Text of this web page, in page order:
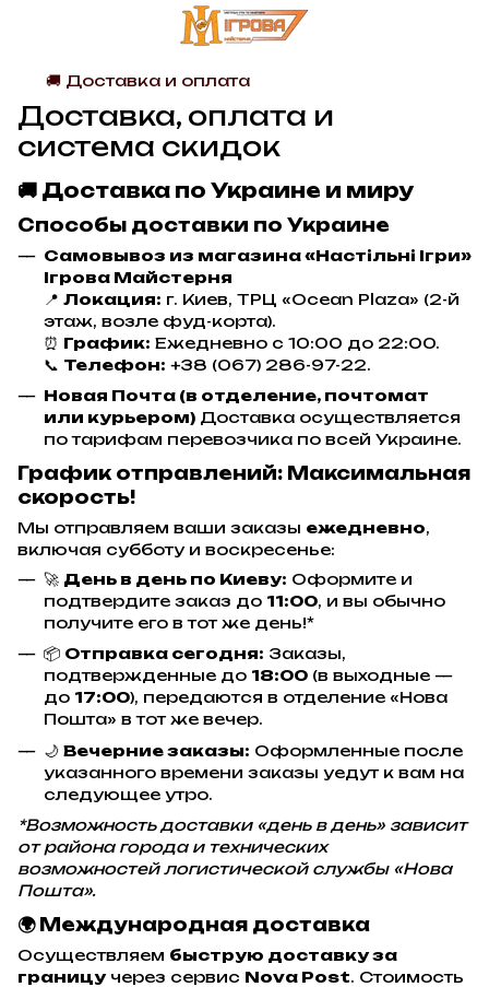
🚚 Доставка и оплата
Доставка, оплата и
система скидок
🚚 Доставка по Украине и миру
Способы доставки по Украине
Самовывоз из магазина «Настільні Ігри»
Ігрова Майстерня
📍 Локация: г. Киев, ТРЦ «Ocean Plaza» (2-й
этаж, возле фуд-корта).
⏰ График: Ежедневно с 10:00 до 22:00.
📞 Телефон: +38 (067) 286-97-22.
Новая Почта (в отделение, почтомат
или курьером) Доставка осуществляется
по тарифам перевозчика по всей Украине.
График отправлений: Максимальная
скорость!
Мы отправляем ваши заказы ежедневно,
включая субботу и воскресенье:
🚀 День в день по Киеву: Оформите и
подтвердите заказ до 11:00, и вы обычно
получите его в тот же день!*
📦 Отправка сегодня: Заказы,
подтвержденные до 18:00 (в выходные —
до 17:00), передаются в отделение «Нова
Пошта» в тот же вечер.
🌙 Вечерние заказы: Оформленные после
указанного времени заказы уедут к вам на
следующее утро.
*Возможность доставки «день в день» зависит
от района города и технических
возможностей логистической службы «Нова
Пошта».
🌍 Международная доставка
Осуществляем быструю доставку за
границучерез сервис Nova Post. Стоимость